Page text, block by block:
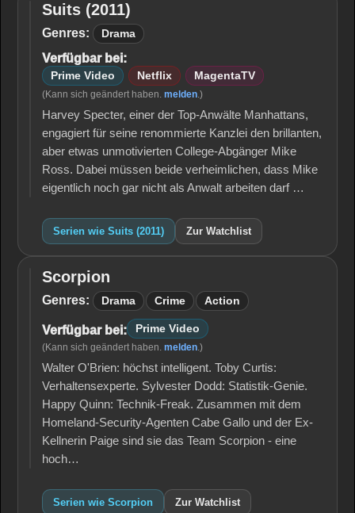
Suits
(2011)
Suits (2011)
Genres: Drama
Verfügbar bei:
Prime Video Netflix MagentaTV
(Kann sich geändert haben. melden.)
Harvey Specter, einer der Top-Anwälte Manhattans,
engagiert für seine renommierte Kanzlei den brillanten,
aber etwas unmotivierten College-Abgänger Mike
Ross. Dabei müssen beide verheimlichen, dass Mike
eigentlich noch gar nicht als Anwalt arbeiten darf …
Serien wie Suits (2011) Zur Watchlist
Scorpion
Scorpion
Genres: Drama Crime Action
Verfügbar bei: Prime Video
(Kann sich geändert haben. melden.)
Walter O'Brien: höchst intelligent. Toby Curtis:
Verhaltensexperte. Sylvester Dodd: Statistik-Genie.
Happy Quinn: Technik-Freak. Zusammen mit dem
Homeland-Security-Agenten Cabe Gallo und der Ex-
Kellnerin Paige sind sie das Team Scorpion - eine
hoch…
Serien wie Scorpion Zur Watchlist